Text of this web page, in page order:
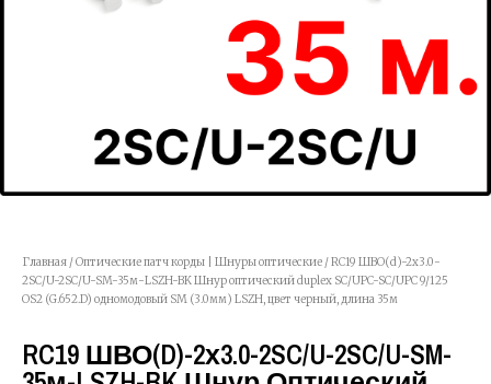
Главная /Оптические патч корды | Шнуры оптические / RC19 ШВО(d)-2х3.0-
2SC/U-2SC/U-SM-35м-LSZH-BK Шнур оптический duplex SC/UPC-SC/UPC 9/125
OS2 (G.652.D) одномодовый SM (3.0мм) LSZH, цвет черный, длина 35м
RC19 ШВО(d)-2х3.0-2SC/U-2SC/U-SM-